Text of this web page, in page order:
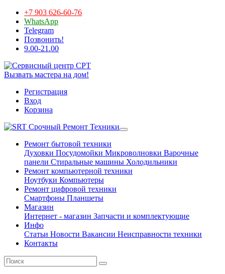
+7 903 626-60-76
WhatsApp
Telegram
Позвонить!
9.00-21.00
Вызвать мастера на дом!
Регистрация
Вход
Корзина
Срочный Ремонт Техники
Ремонт бытовой техники
Духовки Посудомойки Микроволновки Варочные
панели Стиральные машины Холодильники
Ремонт компьютерной техники
Ноутбуки Компьютеры
Ремонт цифровой техники
Смартфоны Планшеты
Магазин
Интернет - магазин Запчасти и комплектующие
Инфо
Статьи Новости Вакансии Неисправности техники
Контакты